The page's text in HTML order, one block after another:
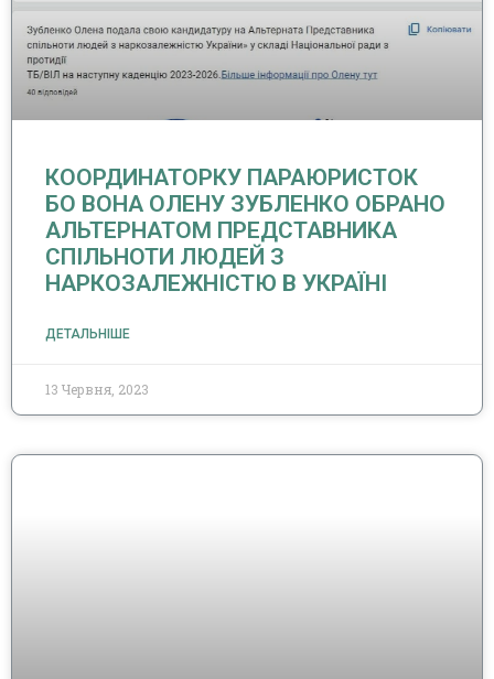
КООРДИНАТОРКУ ПАРАЮРИСТОК
БО ВОНА ОЛЕНУ ЗУБЛЕНКО ОБРАНО
АЛЬТЕРНАТОМ ПРЕДСТАВНИКА
СПІЛЬНОТИ ЛЮДЕЙ З
НАРКОЗАЛЕЖНІСТЮ В УКРАЇНІ
ДЕТАЛЬНІШЕ
13 Червня, 2023